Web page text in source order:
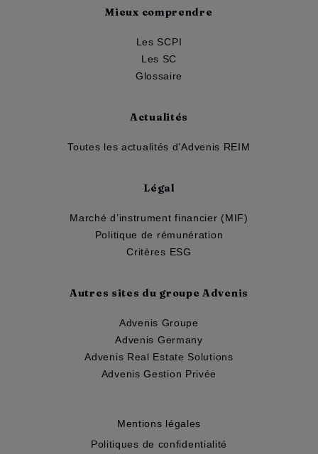
Mieux comprendre
Les SCPI
Les SC
Glossaire
Actualités
Toutes les actualités d’Advenis REIM
Légal
Marché d’instrument financier (MIF)
Politique de rémunération
Critères ESG
Autres sites du groupe Advenis
Advenis Groupe
Advenis Germany
Advenis Real Estate Solutions
Advenis Gestion Privée
Mentions légales
Politiques de confidentialité